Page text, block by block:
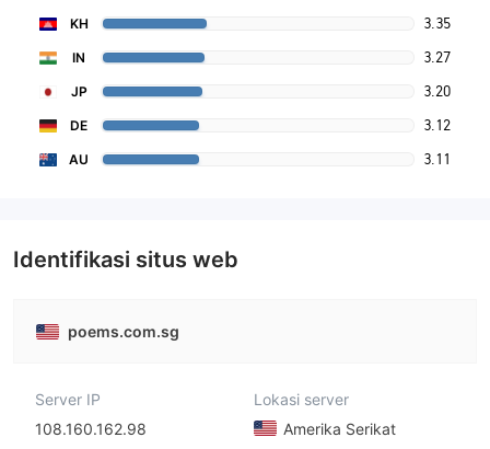
KH 3.35
IN 3.27
JP 3.20
DE 3.12
AU 3.11
Identifikasi situs web
poems.com.sg
Server IP
108.160.162.98
Lokasi server
Amerika Serikat